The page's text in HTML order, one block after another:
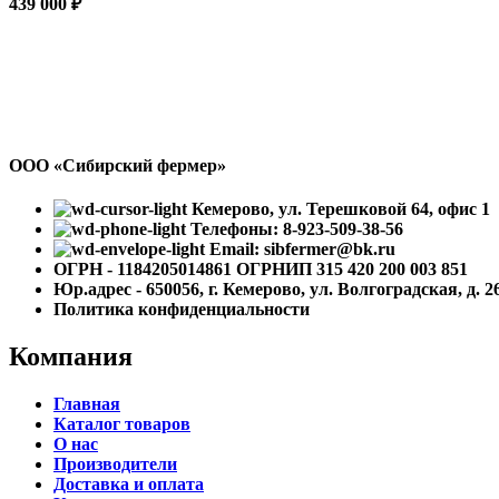
439 000 ₽
ООО «Сибирский фермер»
Кемерово, ул. Терешковой 64, офис 1
Телефоны: 8-923-509-38-56
Email: sibfermer@bk.ru
ОГРН - 1184205014861 ОГРНИП 315 420 200 003 851
Юр.адрес - 650056, г. Кемерово, ул. Волгоградская, д.
Политика конфиденциальности
Компания
Главная
Каталог товаров
О нас
Производители
Доставка и оплата